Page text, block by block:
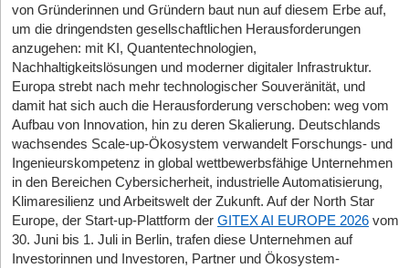
von Gründerinnen und Gründern baut nun auf diesem Erbe auf,
um die dringendsten gesellschaftlichen Herausforderungen
anzugehen: mit KI, Quantentechnologien,
Nachhaltigkeitslösungen und moderner digitaler Infrastruktur.
Europa strebt nach mehr technologischer Souveränität, und
damit hat sich auch die Herausforderung verschoben: weg vom
Aufbau von Innovation, hin zu deren Skalierung. Deutschlands
wachsendes Scale-up-Ökosystem verwandelt Forschungs- und
Ingenieurskompetenz in global wettbewerbsfähige Unternehmen
in den Bereichen Cybersicherheit, industrielle Automatisierung,
Klimaresilienz und Arbeitswelt der Zukunft. Auf der North Star
Europe, der Start-up-Plattform der GITEX AI EUROPE 2026 vom
30. Juni bis 1. Juli in Berlin, trafen diese Unternehmen auf
Investorinnen und Investoren, Partner und Ökosystem-